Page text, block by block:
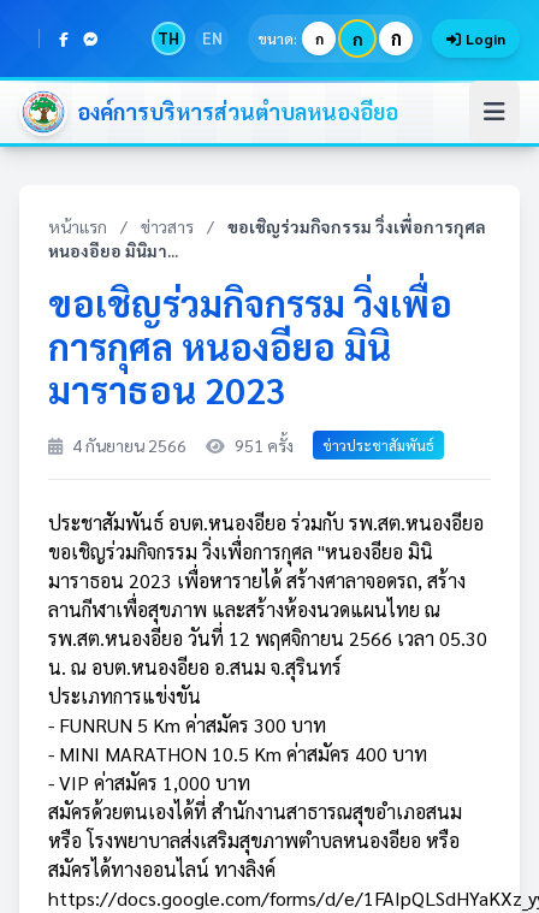
TH EN ขนาด: ก ก ก Login
องค์การบริหารส่วนตำบลหนองอียอ
หน้าแรก / ข่าวสาร /
ขอเชิญร่วมกิจกรรม วิ่งเพื่อการกุศล
หนองอียอ มินิมา...
ขอเชิญร่วมกิจกรรม วิ่งเพื่อ
การกุศล หนองอียอ มินิ
มาราธอน 2023
4 กันยายน 2566 951 ครั้ง ข่าวประชาสัมพันธ์
ประชาสัมพันธ์ อบต.หนองอียอ ร่วมกับ รพ.สต.หนองอียอ
ขอเชิญร่วมกิจกรรม วิ่งเพื่อการกุศล "หนองอียอ มินิ
มาราธอน 2023 เพื่อหารายได้ สร้างศาลาจอดรถ, สร้าง
ลานกีฬาเพื่อสุขภาพ และสร้างห้องนวดแผนไทย ณ
รพ.สต.หนองอียอ วันที่ 12 พฤศจิกายน 2566 เวลา 05.30
น. ณ อบต.หนองอียอ อ.สนม จ.สุรินทร์
ประเภทการแข่งขัน
- FUNRUN 5 Km ค่าสมัคร 300 บาท
- MINI MARATHON 10.5 Km ค่าสมัคร 400 บาท
- VIP ค่าสมัคร 1,000 บาท
สมัครด้วยตนเองได้ที่ สำนักงานสาธารณสุขอำเภอสนม
หรือ โรงพยาบาลส่งเสริมสุขภาพตำบลหนองอียอ หรือ
สมัครได้ทางออนไลน์ ทางลิงค์
https://docs.google.com/forms/d/e/